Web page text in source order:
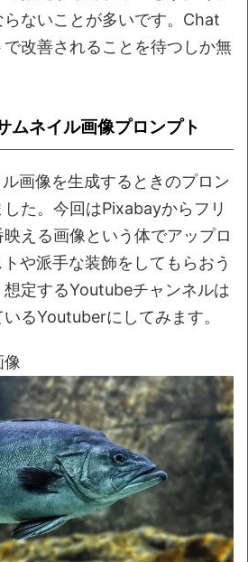
ないことが多いです。Chat
改善されることを待つしか無
ムネイル画像プロンプト
画像を生成するときのプロン
た。今回はPixabayからフリ
える画像という体でアップロ
や派手な装飾をしてもらおう
想定するYoutubeチャンネルは
るYoutuberにしてみます。